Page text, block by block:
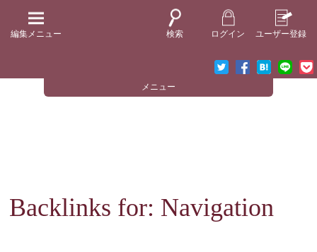
編集メニュー 検索 ログイン ユーザー登録
メニュー
Backlinks for: Navigation